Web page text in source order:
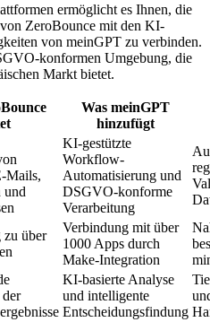
ermöglicht es Ihnen, die
ZeroBounce mit den KI-
von meinGPT zu verbinden.
konformen Umgebung, die
Markt bietet.
Was meinGPT
hinzufügt
Mails,
und
KI-gestützte
Workflow-
Automatisierung und
DSGVO-konforme
Verarbeitung
über
Verbindung mit über
1000 Apps durch
Make-Integration
KI-basierte Analyse
und intelligente
Entscheidungsfindung